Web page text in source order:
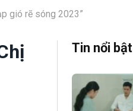
gió rẽ sóng 2023”
Tin nổi bật